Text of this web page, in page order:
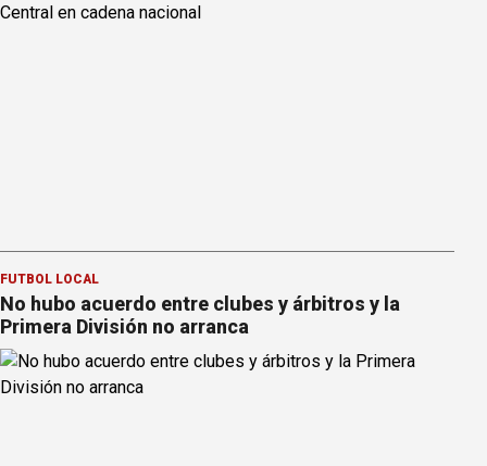
FÚTBOL LOCAL
No hubo acuerdo entre clubes y árbitros y la
Primera División no arranca